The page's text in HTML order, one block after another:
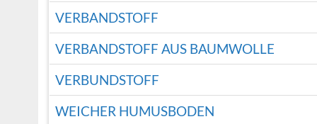
VERBANDSTOFF
VERBANDSTOFF AUS BAUMWOLLE
VERBUNDSTOFF
WEICHER HUMUSBODEN